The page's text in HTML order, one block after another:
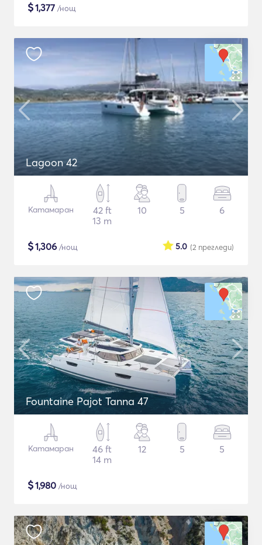
$1,377 /нощ
Lagoon 42
Катамаран
42 ft
13 m
10 5 6
$1,306 /нощ (2 прегледи)
5.0
Fountaine Pajot Tanna 47
Катамаран
46 ft
14 m
12 5 5
$1,980 /нощ